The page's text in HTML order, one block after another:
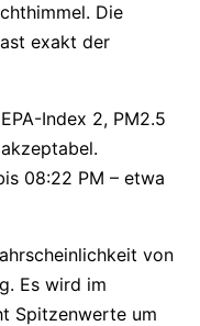
Die
exakt der
Index 2, PM2.5
08:22 PM – etwa
von
Es wird im
Spitzenwerte um